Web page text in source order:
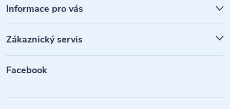
á
p
a
Informace pro vás
Zákaznický servis
Facebook